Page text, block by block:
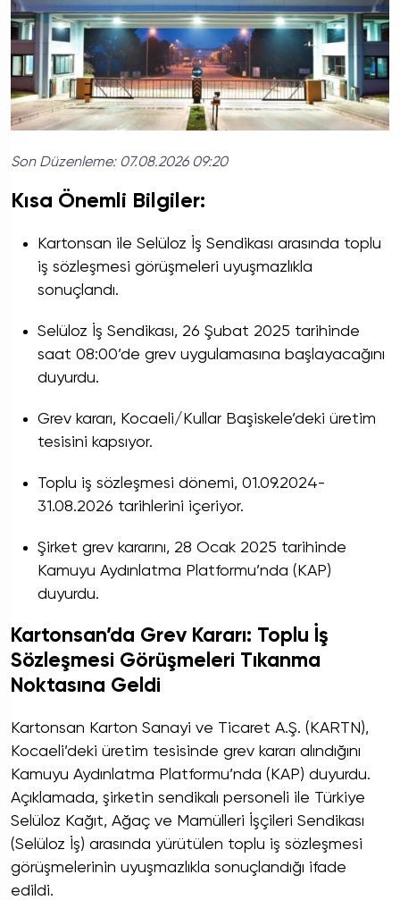
Son Düzenleme: 07.08.2026 09:20
Kısa Önemli Bilgiler:
Kartonsan ile Selüloz İş Sendikası arasında toplu
iş sözleşmesi görüşmeleri uyuşmazlıkla
sonuçlandı.
Selüloz İş Sendikası, 26 Şubat 2025 tarihinde
saat 08:00’de grev uygulamasına başlayacağını
duyurdu.
Grev kararı, Kocaeli/Kullar Başiskele’deki üretim
tesisini kapsıyor.
Toplu iş sözleşmesi dönemi, 01.09.2024-
31.08.2026 tarihlerini içeriyor.
Şirket grev kararını, 28 Ocak 2025 tarihinde
Kamuyu Aydınlatma Platformu’nda (KAP)
duyurdu.
Kartonsan’da Grev Kararı: Toplu İş
Sözleşmesi Görüşmeleri Tıkanma
Noktasına Geldi
Kartonsan Karton Sanayi ve Ticaret A.Ş. (KARTN),
Kocaeli’deki üretim tesisinde grev kararı alındığını
Kamuyu Aydınlatma Platformu’nda (KAP) duyurdu.
Açıklamada, şirketin sendikalı personeli ile Türkiye
Selüloz Kağıt, Ağaç ve Mamülleri İşçileri Sendikası
(Selüloz İş) arasında yürütülen toplu iş sözleşmesi
görüşmelerinin uyuşmazlıkla sonuçlandığı ifade
edildi.